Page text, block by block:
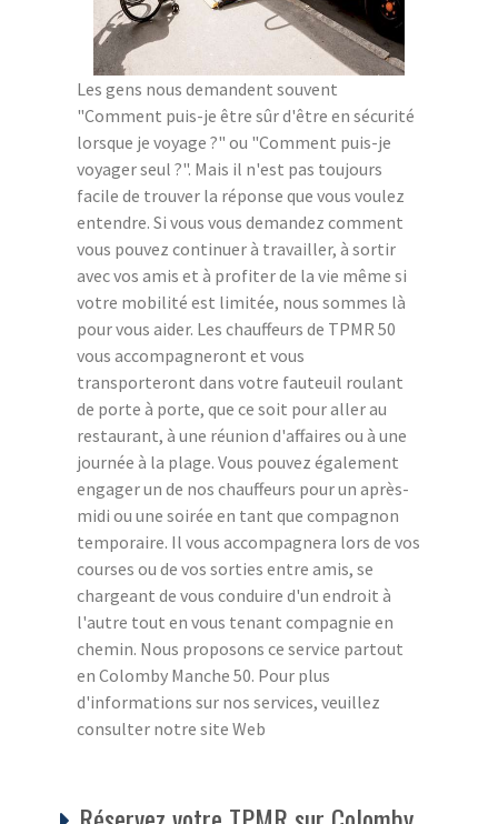
Les gens nous demandent souvent
"Comment puis-je être sûr d'être en sécurité
lorsque je voyage ?" ou "Comment puis-je
voyager seul ?". Mais il n'est pas toujours
facile de trouver la réponse que vous voulez
entendre. Si vous vous demandez comment
vous pouvez continuer à travailler, à sortir
avec vos amis et à profiter de la vie même si
votre mobilité est limitée, nous sommes là
pour vous aider. Les chauffeurs de TPMR 50
vous accompagneront et vous
transporteront dans votre fauteuil roulant
de porte à porte, que ce soit pour aller au
restaurant, à une réunion d'affaires ou à une
journée à la plage. Vous pouvez également
engager un de nos chauffeurs pour un après-
midi ou une soirée en tant que compagnon
temporaire. Il vous accompagnera lors de vos
courses ou de vos sorties entre amis, se
chargeant de vous conduire d'un endroit à
l'autre tout en vous tenant compagnie en
chemin. Nous proposons ce service partout
en Colomby Manche 50. Pour plus
d'informations sur nos services, veuillez
consulter notre site Web